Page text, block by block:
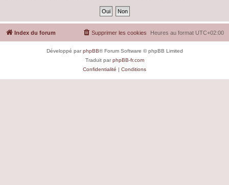
Index du forum Heures au format UTC+02:00
Supprimer les cookies
Développé parphpBB® Forum Software © phpBB Limited
Traduit parphpBB-fr.com
Confidentialité | Conditions